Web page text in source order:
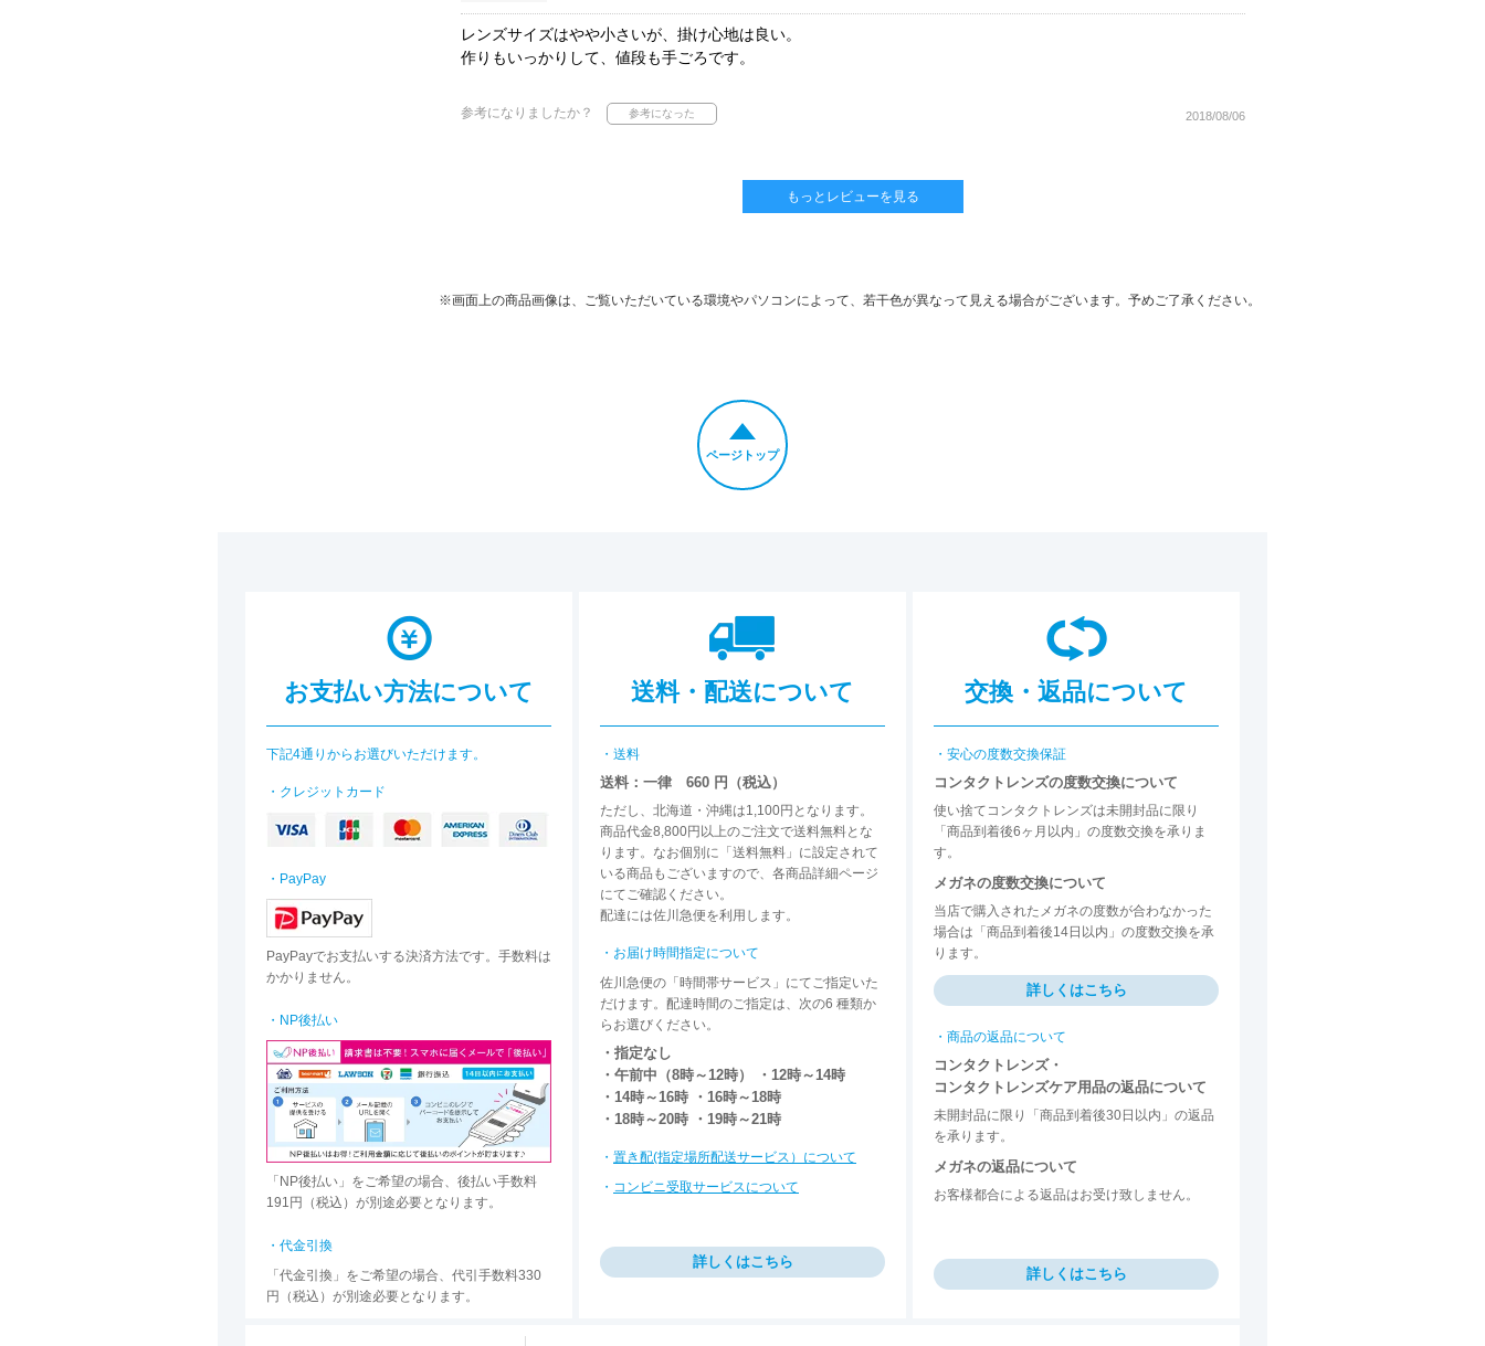
レンズサイズはやや小さいが、掛け心地は良い。
作りもいっかりして、値段も手ごろです。
参考になりましたか？ 2018/08/06
もっとレビューを見る
※画面上の商品画像は、ご覧いただいている環境やパソコンによって、若干色が異なって見える場合がございます。予めご了承ください。
ページトップ
お支払い方法について
下記4通りからお選びいただけます。
・クレジットカード
・PayPay
PayPayでお支払いする決済方法です。手数料は
かかりません。
・NP後払い
「NP後払い」をご希望の場合、後払い手数料
191円（税込）が別途必要となります。
・代金引換
「代金引換」をご希望の場合、代引手数料330
円（税込）が別途必要となります。
送料・配送について
・送料
送料：一律 660 円（税込）
ただし、北海道・沖縄は1,100円となります。
商品代金8,800円以上のご注文で送料無料とな
ります。なお個別に「送料無料」に設定されて
いる商品もございますので、各商品詳細ページ
にてご確認ください。
配達には佐川急便を利用します。
・お届け時間指定について
佐川急便の「時間帯サービス」にてご指定いた
だけます。配達時間のご指定は、次の6 種類か
らお選びください。
・指定なし
・午前中（8時～12時） ・12時～14時
・14時～16時 ・16時～18時
・18時～20時 ・19時～21時
・ 置き配(指定場所配送サービス）について
・ コンビニ受取サービスについて
詳しくはこちら
交換・返品について
・安心の度数交換保証
コンタクトレンズの度数交換について
使い捨てコンタクトレンズは未開封品に限り
「商品到着後6ヶ月以内」の度数交換を承りま
す。
メガネの度数交換について
当店で購入されたメガネの度数が合わなかった
場合は「商品到着後14日以内」の度数交換を承
ります。
詳しくはこちら
・商品の返品について
コンタクトレンズ・
コンタクトレンズケア用品の返品について
未開封品に限り「商品到着後30日以内」の返品
を承ります。
メガネの返品について
お客様都合による返品はお受け致しません。
詳しくはこちら